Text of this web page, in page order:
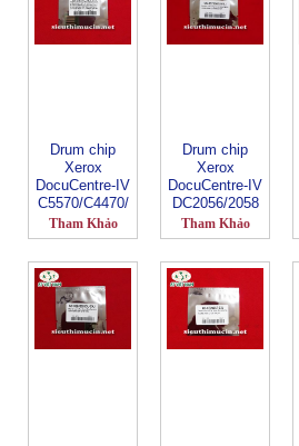
Drum chip
Xerox
DocuCentre-IV
C5570/C4470/
C3370/C2270
Tham Khảo
Drum chip
Xerox
DocuCentre-IV
DC2056/2058
Tham Khảo